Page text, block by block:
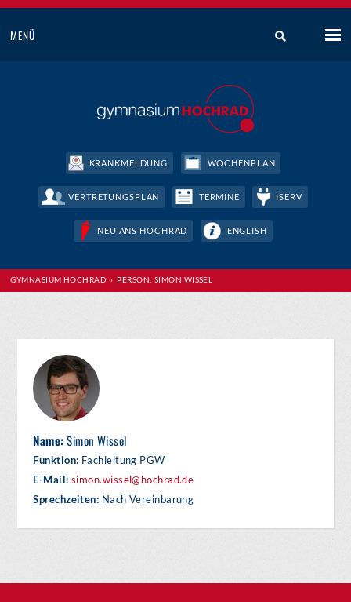
MENÜ
KRANKMELDUNG WOCHENPLAN
VERTRETUNGSPLAN TERMINE ISERV
NEU ANS HOCHRAD ENGLISH
GYMNASIUM HOCHRAD › PERSON: SIMON WISSEL
Name:Simon Wissel
Funktion: Fachleitung PGW
E-Mail: simon.wissel@hochrad.de
Sprechzeiten: Nach Vereinbarung